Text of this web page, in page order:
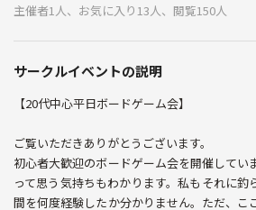
主催者1人、お気に入り13人、閲覧150人
サークルイベントの説明
【20代中心平日ボードゲーム会】
ご覧いただきありがとうございます。
初心者大歓迎のボードゲーム会を開催してい
って思う気持ちもわかります。私もそれに釣
間を何度経験したか分かりません。ただ、こ